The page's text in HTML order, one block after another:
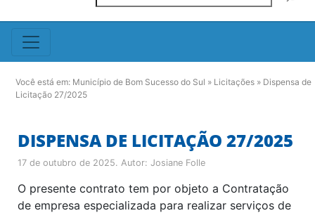
Você está em: Município de Bom Sucesso do Sul » Licitações » Dispensa de
Licitação 27/2025
DISPENSA DE LICITAÇÃO 27/2025
17 de outubro de 2025. Autor: Josiane Folle
O presente contrato tem por objeto a Contratação
de empresa especializada para realizar serviços de